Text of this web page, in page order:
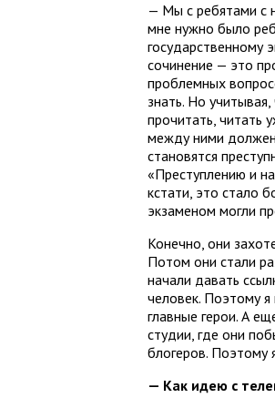
— Мы с ребятами с
мне нужно было
государственному
сочинение — это
проблемных
знать. Но
прочитать, читать
между ними
становятся
«Преступлению и
кстати, это стало
экзаменом могли
Конечно, они
Потом они стали
начали давать
человек. Поэтому я
главные герои. А
студии, где они
блогеров. Поэтому
— Как идею с